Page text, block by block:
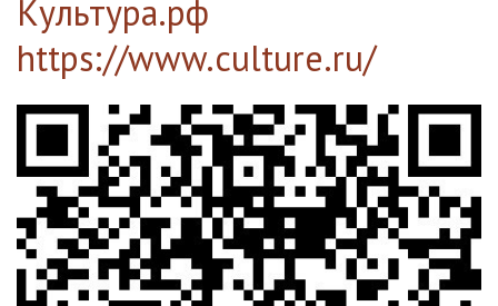
Культура.рф
https://www.culture.ru/